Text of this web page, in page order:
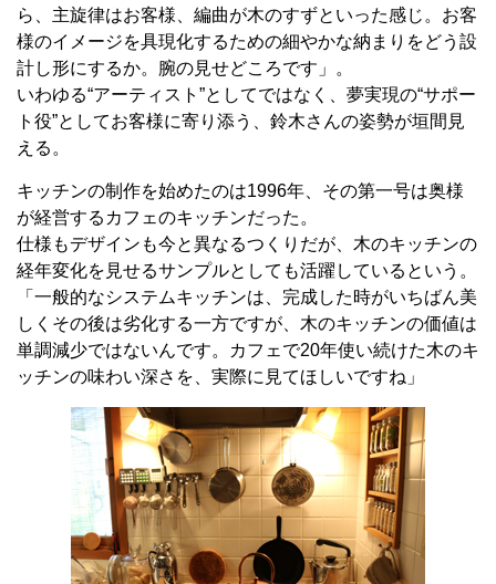
ら、主旋律はお客様、編曲が木のすずといった感じ。お客
様のイメージを具現化するための細やかな納まりをどう設
計し形にするか。腕の見せどころです」。
いわゆる“アーティスト”としてではなく、夢実現の“サポー
ト役”としてお客様に寄り添う、鈴木さんの姿勢が垣間見
える。
キッチンの制作を始めたのは1996年、その第一号は奥様
が経営するカフェのキッチンだった。
仕様もデザインも今と異なるつくりだが、木のキッチンの
経年変化を見せるサンプルとしても活躍しているという。
「一般的なシステムキッチンは、完成した時がいちばん美
しくその後は劣化する一方ですが、木のキッチンの価値は
単調減少ではないんです。カフェで20年使い続けた木のキ
ッチンの味わい深さを、実際に見てほしいですね」